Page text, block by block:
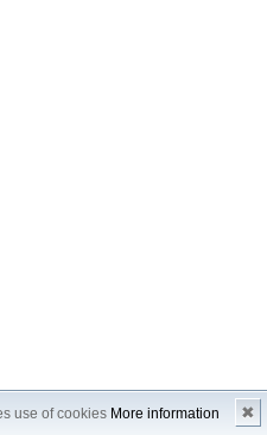
use of cookies More information ✖